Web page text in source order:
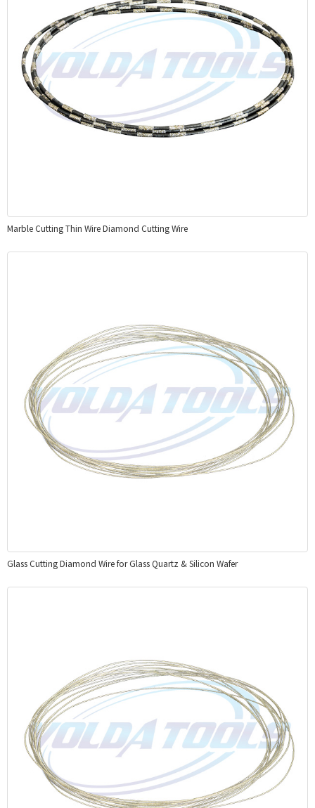
Marble Cutting Thin Wire Diamond Cutting Wire
Glass Cutting Diamond Wire for Glass Quartz & Silicon Wafer